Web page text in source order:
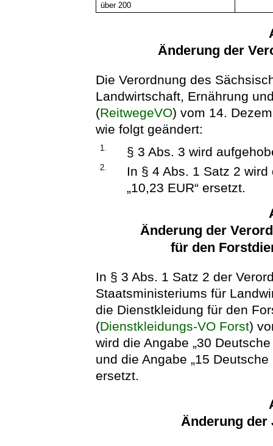
über 200
Änderung der
Die Verordnung des
Landwirtschaft, Ernährung
(ReitwegeVO) vom 14.
wie folgt geändert:
1. § 3 Abs. 3 wird
2.
In § 4 Abs. 1 Satz 2 wird
„10,23 EUR“ ersetzt.
Änderung der
für den
In § 3 Abs. 1 Satz 2 der
Staatsministeriums für
die Dienstkleidung für den
(Dienstkleidungs-VO Forst)
wird die Angabe „30
und die Angabe „15 Deutsche
ersetzt.
Änderung der